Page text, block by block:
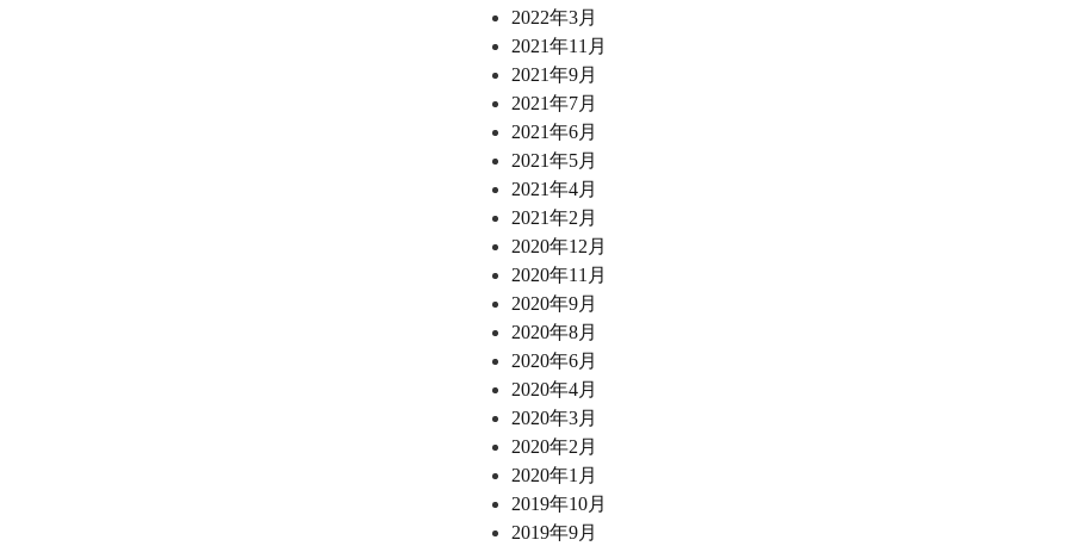
2022年3月
2021年11月
2021年9月
2021年7月
2021年6月
2021年5月
2021年4月
2021年2月
2020年12月
2020年11月
2020年9月
2020年8月
2020年6月
2020年4月
2020年3月
2020年2月
2020年1月
2019年10月
2019年9月